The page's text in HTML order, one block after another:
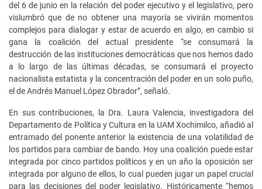
del 6 de junio en la relación del poder ejecutivo y el legislativo, pero
vislumbró que de no obtener una mayoría se vivirán momentos
complejos para dialogar y estar de acuerdo en algo, en cambio si
gana la coalición del actual presidente “se consumará la
destrucción de las instituciones democráticas que nos hemos dado
a lo largo de las últimas décadas, se consumará el proyecto
nacionalista estatista y la concentración del poder en un solo puño,
el de Andrés Manuel López Obrador”, señaló.
En sus contribuciones, la Dra. Laura Valencia, investigadora del
Departamento de Política y Cultura en la UAM Xochimilco, añadió al
entramado del ponente anterior la existencia de una volatilidad de
los partidos para cambiar de bando. Hoy una coalición puede estar
integrada por cinco partidos políticos y en un año la oposición ser
integrada por alguno de ellos, lo cual pueden jugar un papel crucial
para las decisiones del poder legislativo. Históricamente “hemos